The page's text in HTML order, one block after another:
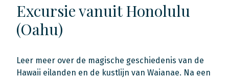
Excursie vanuit Honolulu
(Oahu)
Leer meer over de magische geschiedenis van de
Hawaii eilanden en de kustlijn van Waianae. Na een